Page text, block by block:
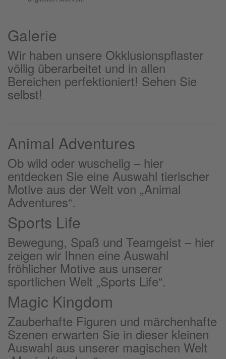
Galerie
Wir haben unsere Okklusionspflaster
völlig überarbeitet und in allen
Bereichen perfektioniert! Sehen Sie
selbst!
Animal Adventures
Ob wild oder wuschelig – hier
entdecken Sie eine Auswahl tierischer
Motive aus der Welt von „Animal
Adventures“.
Sports Life
Bewegung, Spaß und Teamgeist – hier
zeigen wir Ihnen eine Auswahl
fröhlicher Motive aus unserer
sportlichen Welt „Sports Life“.
Magic Kingdom
Zauberhafte Figuren und märchenhafte
Szenen erwarten Sie in dieser kleinen
Auswahl aus unserer magischen Welt